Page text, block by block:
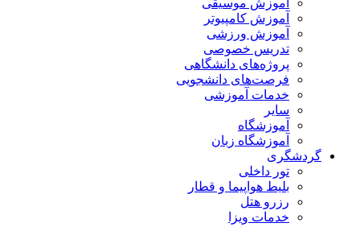
آموزش موسیقی
آموزش کامپیوتر
آموزش ورزشی
تدریس خصوصی
پروژه‌های دانشگاهی
فرصت‌های دانشجویی
خدمات آموزشی
سایر
آموزشگاه
آموزشگاه زبان
گردشگری
تور داخلی
بلیط هواپیما و قطار
رزرو هتل
خدمات ویزا